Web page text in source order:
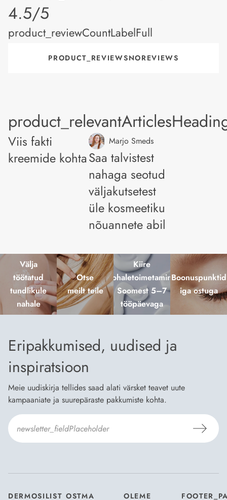
product_rating
4.5/5
product_reviewCountLabelFull
PRODUCT_REVIEWSNOREVIEWS
Viis fakti
kreemide kohta
Marjo Smeds
Saa talvistest
nahaga seotud
väljakutsetest
üle kosmeetiku
nõuannete abil
Välja
töötatud
tundlikule
nahale
Otse
meilt teile
Kiire
kohaletoimetamine
Soomest 5–7
tööpäevaga
Boonuspunktid
iga ostuga
Eripakkumised, uudised ja
inspiratsioon
Meie uudiskirja tellides saad alati värsket teavet uute
kampaaniate ja suurepäraste pakkumiste kohta.
DERMOSILIST OSTMA OLEME